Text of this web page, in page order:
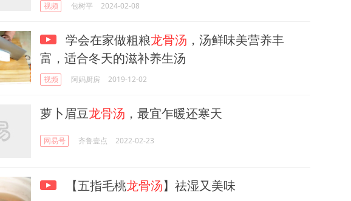
视频 包树平 2024-02-08
学会在家做粗粮龙骨汤 ，汤鲜味美营养丰
富，适合冬天的滋补养生汤
视频 阿妈厨房 2019-12-02
萝卜眉豆龙骨汤 ，最宜乍暖还寒天
网易号 齐鲁壹点 2022-02-23
【五指毛桃龙骨汤】祛湿又美味